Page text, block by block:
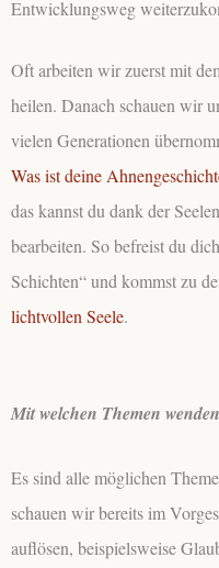
Entwicklungsweg
Oft arbeiten wir zuerst mit
heilen. Danach schauen wir
vielen Generationen
Was ist deine
das kannst du dank der
bearbeiten. So befreist du
Schichten“ und kommst zu
lichtvollen Seele.
Mit welchen Themen
Es sind alle möglichen
schauen wir bereits im
auflösen, beispielsweise